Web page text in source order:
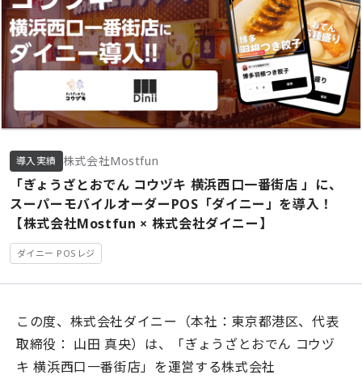
お役立ち情報
よくある質問
資料ダウンロード
お問い合わせ
会社概要
採用情報
クッキーポリシー
情報セキュリティ方針
ダイニー勤怠
ダイニー モバイル 決済
ダイニー キャッシュレス
ダイニー予約台帳
ダイニー経営管理
導入実績 株式会社Mostfun
「ぎょうざとおでん コウヅキ 横浜西口一番街店 」に、
スーパーモバイルオーダーPOS「ダイニー」を導入！
【株式会社Mostfun × 株式会社ダイニー】
ダイニー POSレジ
この度、株式会社ダイニー（本社：東京都港区、代表
取締役： 山田 真央）は、「ぎょうざとおでん コウヅ
キ 横浜西口一番街店」を運営する株式会社